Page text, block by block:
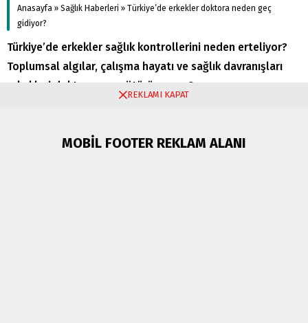
Anasayfa » Sağlık Haberleri » Türkiye’de erkekler doktora neden geç
gidiyor?
Türkiye’de erkekler sağlık kontrollerini neden erteliyor?
Toplumsal algılar, çalışma hayatı ve sağlık davranışları
erkekleri doktora geç götürüyor mu?
REKLAMI KAPAT
MOBİL FOOTER REKLAM ALANI